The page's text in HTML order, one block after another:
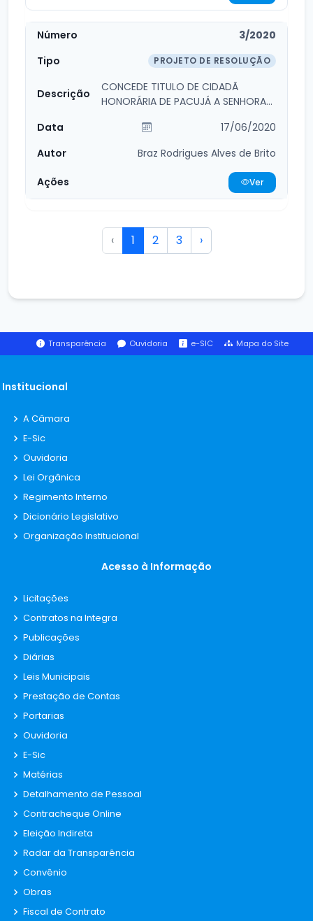
3/2020
PROJETO DE RESOLUÇÃO
CONCEDE TITULO DE CIDADÃ
HONORÁRIA DE PACUJÁ A SENHORA
17/06/2020
Braz Rodrigues Alves de Brito
Ver
‹ 1 2 3 ›
Transparência Ouvidoria e-SIC Mapa do Site
Institucional
A Câmara
E-Sic
Ouvidoria
Lei Orgânica
Regimento Interno
Dicionário Legislativo
Organização Institucional
Acesso à Informação
Licitações
Contratos na Integra
Publicações
Diárias
Leis Municipais
Prestação de Contas
Portarias
Ouvidoria
E-Sic
Matérias
Detalhamento de Pessoal
Contracheque Online
Eleição Indireta
Radar da Transparência
Convênio
Obras
Fiscal de Contrato